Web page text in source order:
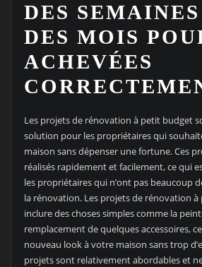
DES
DES MOIS
ACHEVÉES
Les projets de rénovation à petit budget
solution pour les propriétaires qui
maison sans dépenser une fortune. Ces
réalisés rapidement et facilement, ce qui
les propriétaires qui n’ont pas beaucoup
la rénovation. Les projets de rénovation
inclure des choses simples comme la
remplacement de quelques accessoires,
nouveau look à votre maison sans trop
projets sont relativement abordables et